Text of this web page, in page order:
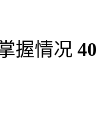
握情况